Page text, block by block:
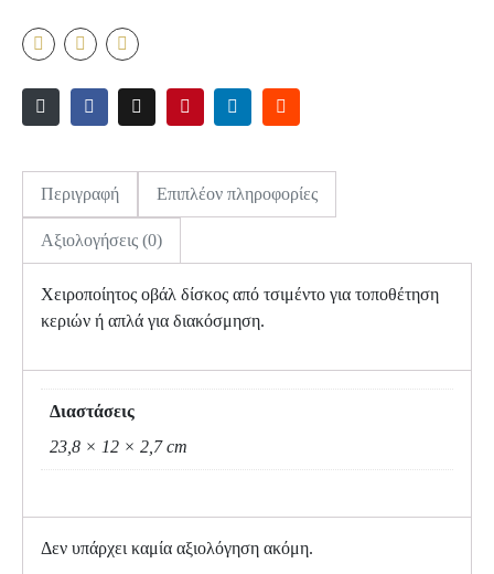
Περιγραφή Επιπλέον πληροφορίες
Αξιολογήσεις (0)
Χειροποίητος οβάλ δίσκος από τσιμέντο για τοποθέτηση
κεριών ή απλά για διακόσμηση.
Διαστάσεις
23,8 × 12 × 2,7 cm
Δεν υπάρχει καμία αξιολόγηση ακόμη.